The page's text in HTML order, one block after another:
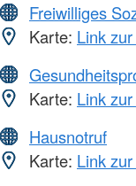
Freiwilliges
Karte: Link
Karte: Link
Hausnotruf
Karte: Link